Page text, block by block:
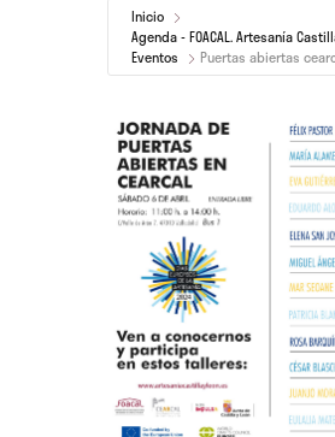
Inicio
Agenda - FOACAL. Artesanía
Eventos
Puertas abiertas